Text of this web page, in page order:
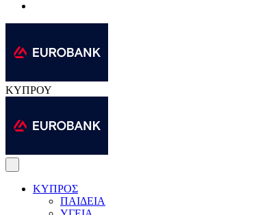
ΚΥΠΡΟΥ
ΚΥΠΡΟΣ
ΠΑΙΔΕΙΑ